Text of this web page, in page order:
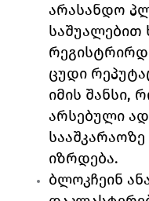
არასანდო
საშუალებით
ცუდი
იმის შანსი,
არსებული
იზრდება.
ბლოკჩეინ